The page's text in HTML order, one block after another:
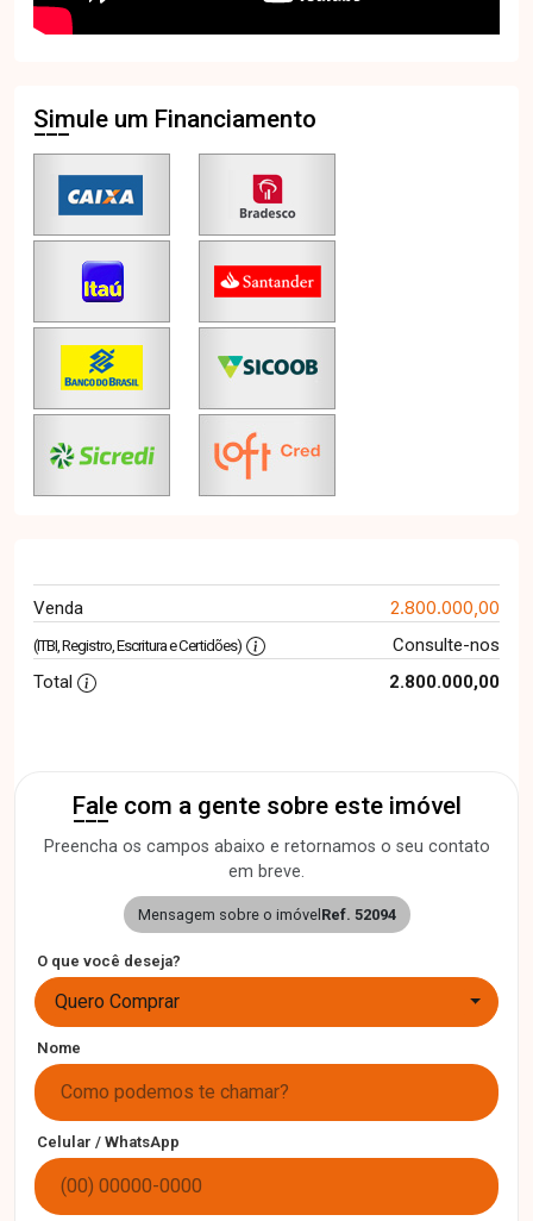
Simule um Financiamento
Venda 2.800.000,00
(ITBI, Registro, Escritura e Certidões)
Consulte-nos
Total
2.800.000,00
Fale com a gente sobre este imóvel
Preencha os campos abaixo e retornamos o seu contato
em breve.
Mensagem sobre o imóvel Ref. 52094
O que você deseja?
Quero Comprar
Nome
Celular / WhatsApp